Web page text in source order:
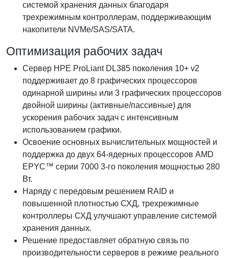
системой хранения данных благодаря
трехрежимным контроллерам, поддерживающим
накопители NVMe/SAS/SATA.
Оптимизация рабочих задач
Сервер HPE ProLiant DL385 поколения 10+ v2
поддерживает до 8 графических процессоров
одинарной ширины или 3 графических процессоров
двойной ширины (активные/пассивные) для
ускорения рабочих задач с интенсивным
использованием графики.
Освоение основных вычислительных мощностей и
поддержка до двух 64-ядерных процессоров AMD
EPYC™ серии 7000 3-го поколения мощностью 280
Вт.
Наряду с передовым решением RAID и
повышенной плотностью СХД, трехрежимные
контроллеры СХД улучшают управление системой
хранения данных.
Решение предоставляет обратную связь по
производительности серверов в режиме реального